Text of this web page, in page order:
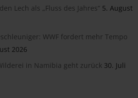
Lech als „Fluss des Jahres“ 5. August
WWF fordert mehr Tempo
2026
in Namibia geht zurück 30. Juli